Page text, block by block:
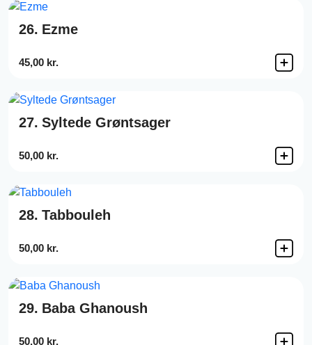
26. Ezme
45,00 kr.
27. Syltede Grøntsager
50,00 kr.
28. Tabbouleh
50,00 kr.
29. Baba Ghanoush
50,00 kr.